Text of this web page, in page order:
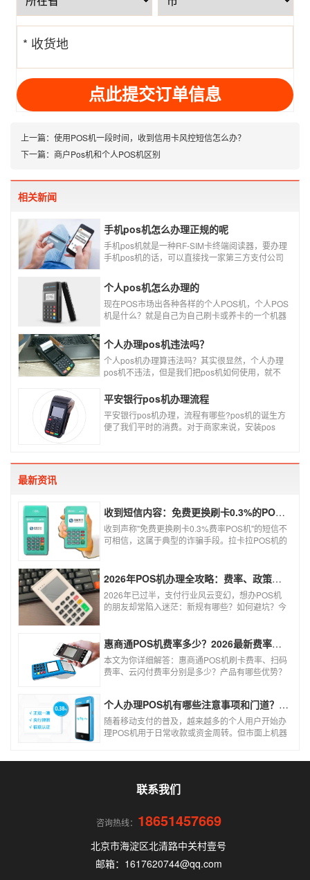
* 收货地
址
上一篇： 使用POS机一段时间，收到信用卡风控短信怎么办？
下一篇： 商户Pos机和个人POS机区别
相关新闻
手机pos机怎么办理正规的呢
手机pos机就是一种RF-SIM卡终端阅读器，要办理
手机pos机的话，可以直接找一家第三方支付公司
个人pos机怎么办理的
现在POS市场出各种各样的个人POS机，个人POS
机是什么？就是自己为自己刷卡或养卡的一个机器
个人办理pos机违法吗？
个人pos机办理算违法吗？其实很显然，个人办理
pos机不违法，但是我们把pos机如何使用，就不
现，套现不换，那么我们这样使用pos机肯定就是
违法的，只有我们在安全的使用之下，我们的个人
办理的pos机才是正规的，但是自己刷自己信用卡
用自己的pos机，这样只是算违规，只要我们按时
干扰到他人，不恶意套现银行，那么我们的行为犯
平安银行pos机办理流程
平安银行pos机办理，流程有哪些?pos机的诞生方
便了我们平时的消费。对于商家来说，安装pos
最新资讯
收到短信内容：免费更换刷卡0.3%的POS机，可以相信吗？
收到声称"免费更换刷卡0.3%费率POS机"的短信不
可相信，这属于典型的诈骗手段。拉卡拉POS机的
风险。以下结合权威信息分析原因及应对建议：2026年POS机办理全攻略：费率、政策、避坑一篇讲清
2026年已过半，支付行业风云变幻，想办POS机
的朋友却常陷入迷茫：新规有哪些？如何避坑？今
使用！
惠商通POS机费率多少？2026最新费率标准及办理全攻略
本文为你详细解答：惠商通POS机刷卡费率、扫码
费率、云闪付费率分别是多少？产品有哪些优势？
个人办理POS机有哪些注意事项和门道？（2026最新避坑指南）
随着移动支付的普及，越来越多的个人用户开始办
理POS机用于日常收款或资金周转。但市面上机器
联系我们
咨询热线： 18651457669
北京市海淀区北清路中关村壹号
邮箱：1617620744@qq.com